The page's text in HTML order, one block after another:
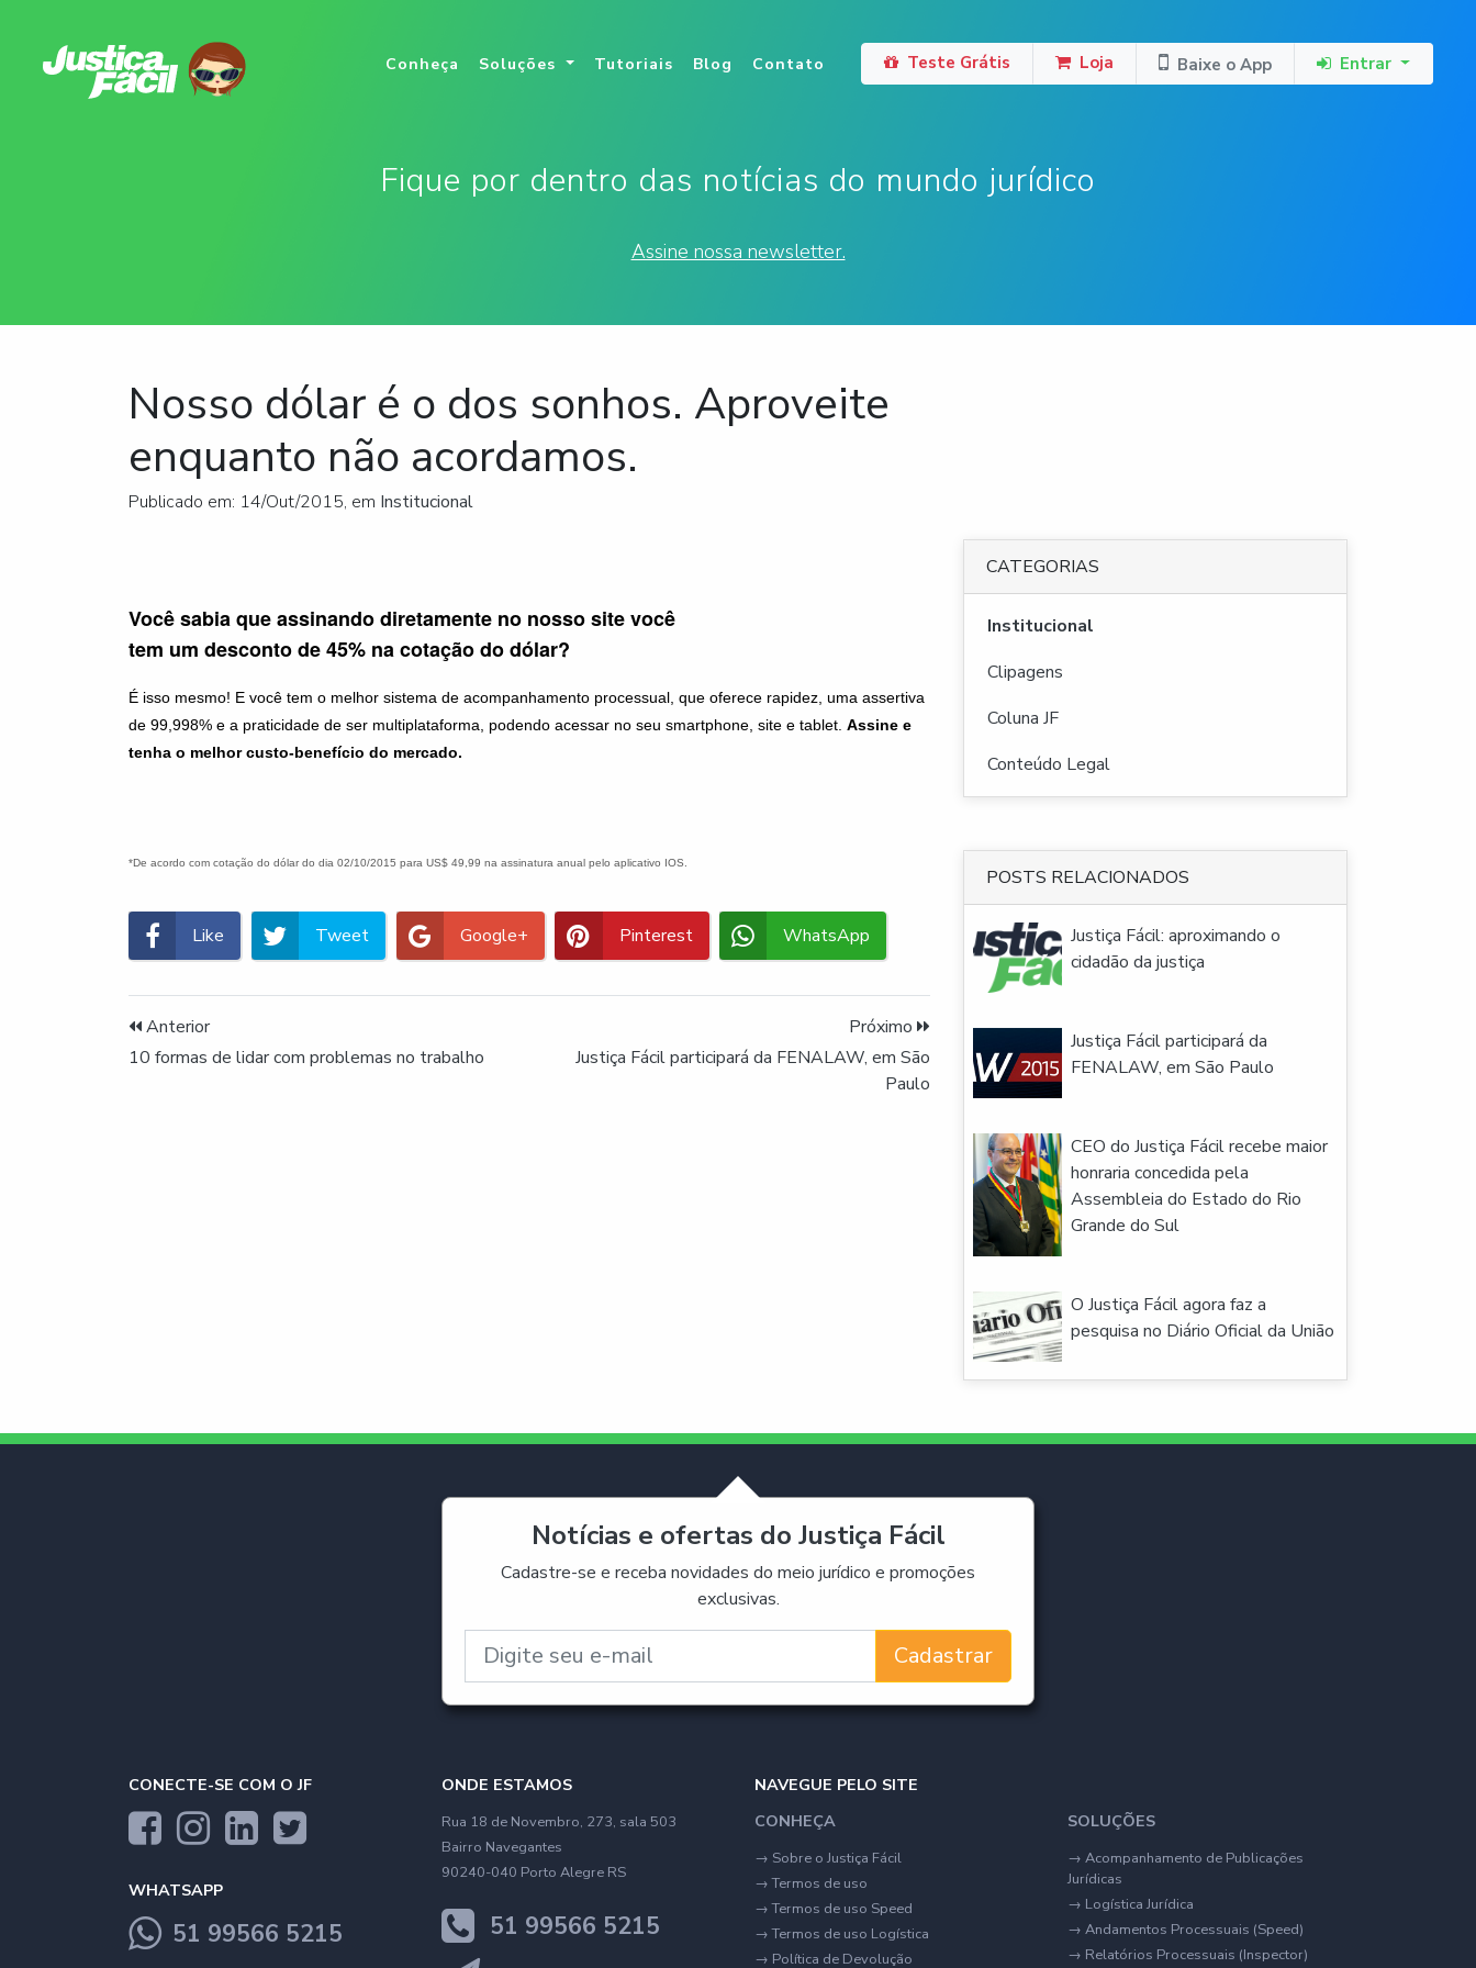
Conheça (current)
Soluções Tutoriais Blog Contato Teste Grátis Loja Baixe o App Entrar
Fique por dentro das notícias do mundo jurídico
Assine nossa newsletter.
Nosso dólar é o dos sonhos. Aproveite
enquanto não acordamos.
Publicado em: 14/Out/2015, em Institucional
Você sabia que assinando diretamente no nosso site você
tem um desconto de 45% na cotação do dólar?
É isso mesmo! E você tem o melhor sistema de acompanhamento processual, que oferece rapidez, uma assertiva
de 99,998% e a praticidade de ser multiplataforma, podendo acessar no seu smartphone, site e tablet. Assine e
tenha o melhor custo-benefício do mercado.
*De acordo com cotação do dólar do dia 02/10/2015 para US$ 49,99 na assinatura anual pelo aplicativo IOS.
Like Tweet Google+ Pinterest WhatsApp
Anterior
10 formas de lidar com problemas no trabalho
Próximo
Justiça Fácil participará da FENALAW, em São
Paulo
CATEGORIAS
Institucional
Clipagens
Coluna JF
Conteúdo Legal
POSTS RELACIONADOS
Justiça Fácil: aproximando o
cidadão da justiça
Justiça Fácil participará da
FENALAW, em São Paulo
CEO do Justiça Fácil recebe maior
honraria concedida pela
Assembleia do Estado do Rio
Grande do Sul
O Justiça Fácil agora faz a
pesquisa no Diário Oficial da União
Notícias e ofertas do Justiça Fácil
Cadastre-se e receba novidades do meio jurídico e promoções
exclusivas.
Cadastrar
CONECTE-SE COM O JF
WHATSAPP
51 99566 5215
ONDE ESTAMOS
Rua 18 de Novembro, 273, sala 503
Bairro Navegantes
90240-040 Porto Alegre RS
51 99566 5215
NAVEGUE PELO SITE
CONHEÇA
→ Sobre o Justiça Fácil
→Termos de uso
→Termos de uso Speed
→Termos de uso Logística
→ Política de Devolução
SOLUÇÕES
→ Acompanhamento de Publicações
Jurídicas
→ Logística Jurídica
→ Andamentos Processuais (Speed)
→ Relatórios Processuais (Inspector)